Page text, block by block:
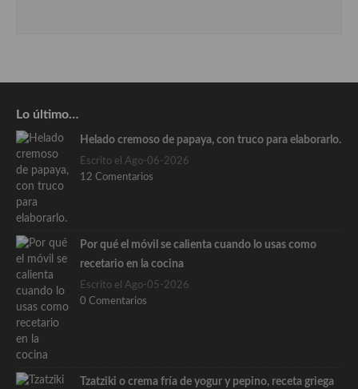
Lo último…
Helado cremoso de papaya, con truco para elaborarlo.
Escrito el Ago-06-2026
12 Comentarios
Por qué el móvil se calienta cuando lo usas como
recetario en la cocina
Escrito el Ago-05-2026
0 Comentarios
Tzatziki o crema fría de yogur y pepino, receta griega